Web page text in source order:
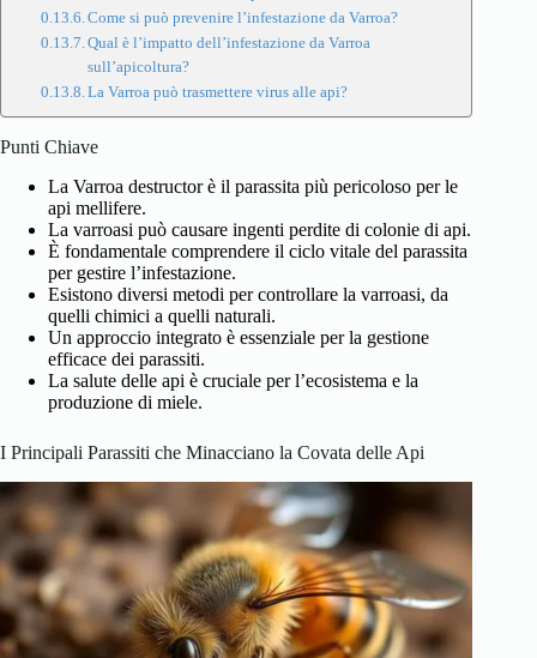
Come si può prevenire l’infestazione da Varroa?
Qual è l’impatto dell’infestazione da Varroa
sull’apicoltura?
La Varroa può trasmettere virus alle api?
Punti Chiave
La Varroa destructor è il parassita più pericoloso per le
api mellifere.
La varroasi può causare ingenti perdite di colonie di api.
È fondamentale comprendere il ciclo vitale del parassita
per gestire l’infestazione.
Esistono diversi metodi per controllare la varroasi, da
quelli chimici a quelli naturali.
Un approccio integrato è essenziale per la gestione
efficace dei parassiti.
La salute delle api è cruciale per l’ecosistema e la
produzione di miele.
I Principali Parassiti che Minacciano la Covata delle Api